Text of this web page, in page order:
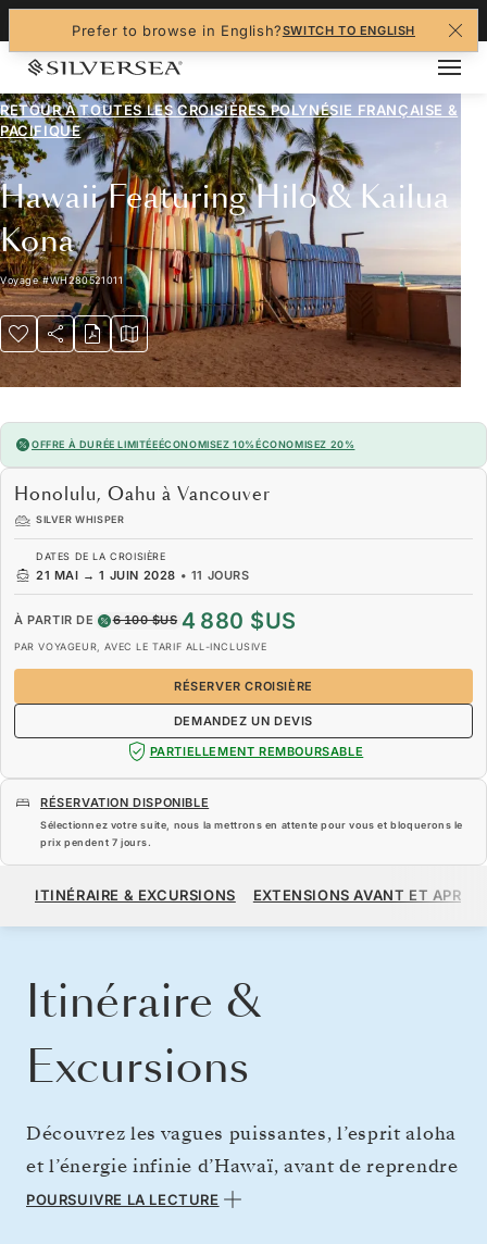
Prefer to browse in English?SWITCH TO ENGLISH
RETOUR À TOUTES LESCROISIÈRES POLYNÉSIE FRANÇAISE &
PACIFIQUE
Hawaii Featuring Hilo & Kailua
Kona
Voyage#WH280521011
OFFRE À DURÉE LIMITÉEÉCONOMISEZ 10%ÉCONOMISEZ 20%
Honolulu, Oahu à Vancouver
SILVER WHISPER
DATES DE LA CROISIÈRE
21 MAI → 1 JUIN 2028 • 11 JOURS
À PARTIR DE 6 100 $US 4 880 $US
PAR VOYAGEUR, AVEC LE TARIF ALL-INCLUSIVE
RÉSERVER CROISIÈRE
DEMANDEZ UN DEVIS
PARTIELLEMENT REMBOURSABLE
RÉSERVATION DISPONIBLE
Sélectionnez votre suite, nous la mettrons en attente pour vous et bloquerons le
prix pendent 7 jours.
À PARTIR DE 4 880 $US
ITINÉRAIRE & EXCURSIONS EXTENSIONS AVANT ET APRÈS
Itinéraire &
Excursions
Découvrez les vagues puissantes, l’esprit aloha
et l’énergie infinie d’Hawaï, avant de reprendre
la route vers le nord, en direction du Canada.
POURSUIVRE LA LECTURE